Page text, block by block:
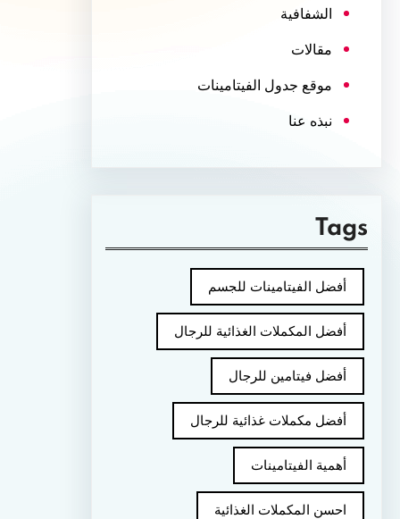
الشفافية
مقالات
موقع جدول الفيتامينات
نبذه عنا
Tags
أفضل الفيتامينات للجسم
أفضل المكملات الغذائية للرجال
أفضل فيتامين للرجال
أفضل مكملات غذائية للرجال
أهمية الفيتامينات
احسن المكملات الغذائية